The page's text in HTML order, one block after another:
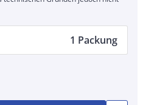
1 Packung